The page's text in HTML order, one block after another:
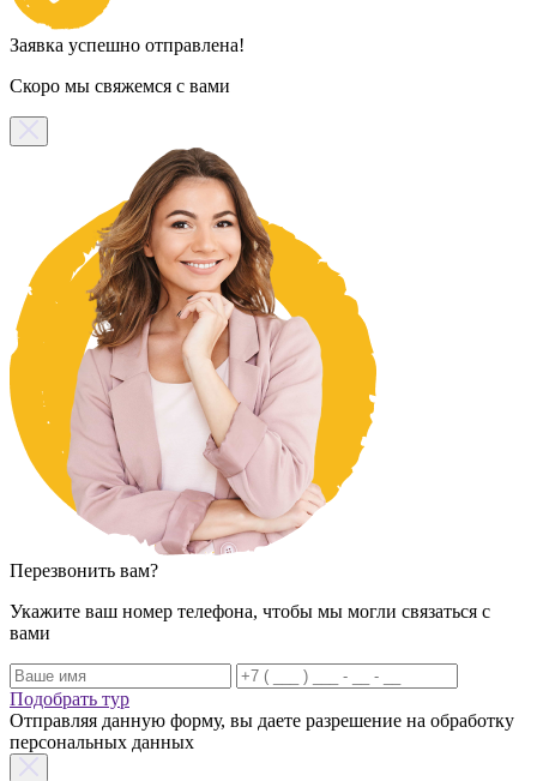
Заявка успешно отправлена!
Скоро мы свяжемся с вами
Перезвонить вам?
Укажите ваш номер телефона, чтобы мы могли связаться с
вами
Подобрать тур
Отправляя данную форму, вы даете разрешение на обработку
персональных данных